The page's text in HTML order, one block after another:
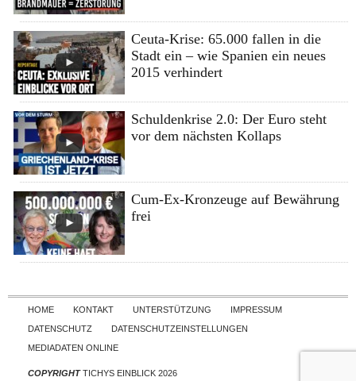
Ceuta-Krise: 65.000 fallen in die
Stadt ein – wie Spanien ein neues
2015 verhindert
Schuldenkrise 2.0: Der Euro steht
vor dem nächsten Kollaps
Cum-Ex-Kronzeuge auf Bewährung
frei
Skip to content
HOME KONTAKT UNTERSTÜTZUNG
IMPRESSUM
DATENSCHUTZ
DATENSCHUTZEINSTELLUNGEN
MEDIADATEN ONLINE
COPYRIGHTTICHYS EINBLICK 2026